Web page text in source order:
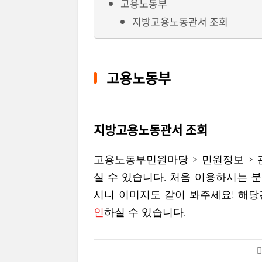
고용노동부
지방고용노동관서 조회
고용노동부
지방고용노동관서 조회
고용노동부민원마당 > 민원정보 >
실 수 있습니다. 처음 이용하시는
시니 이미지도 같이 봐주세요! 해
인하실 수 있습니다.